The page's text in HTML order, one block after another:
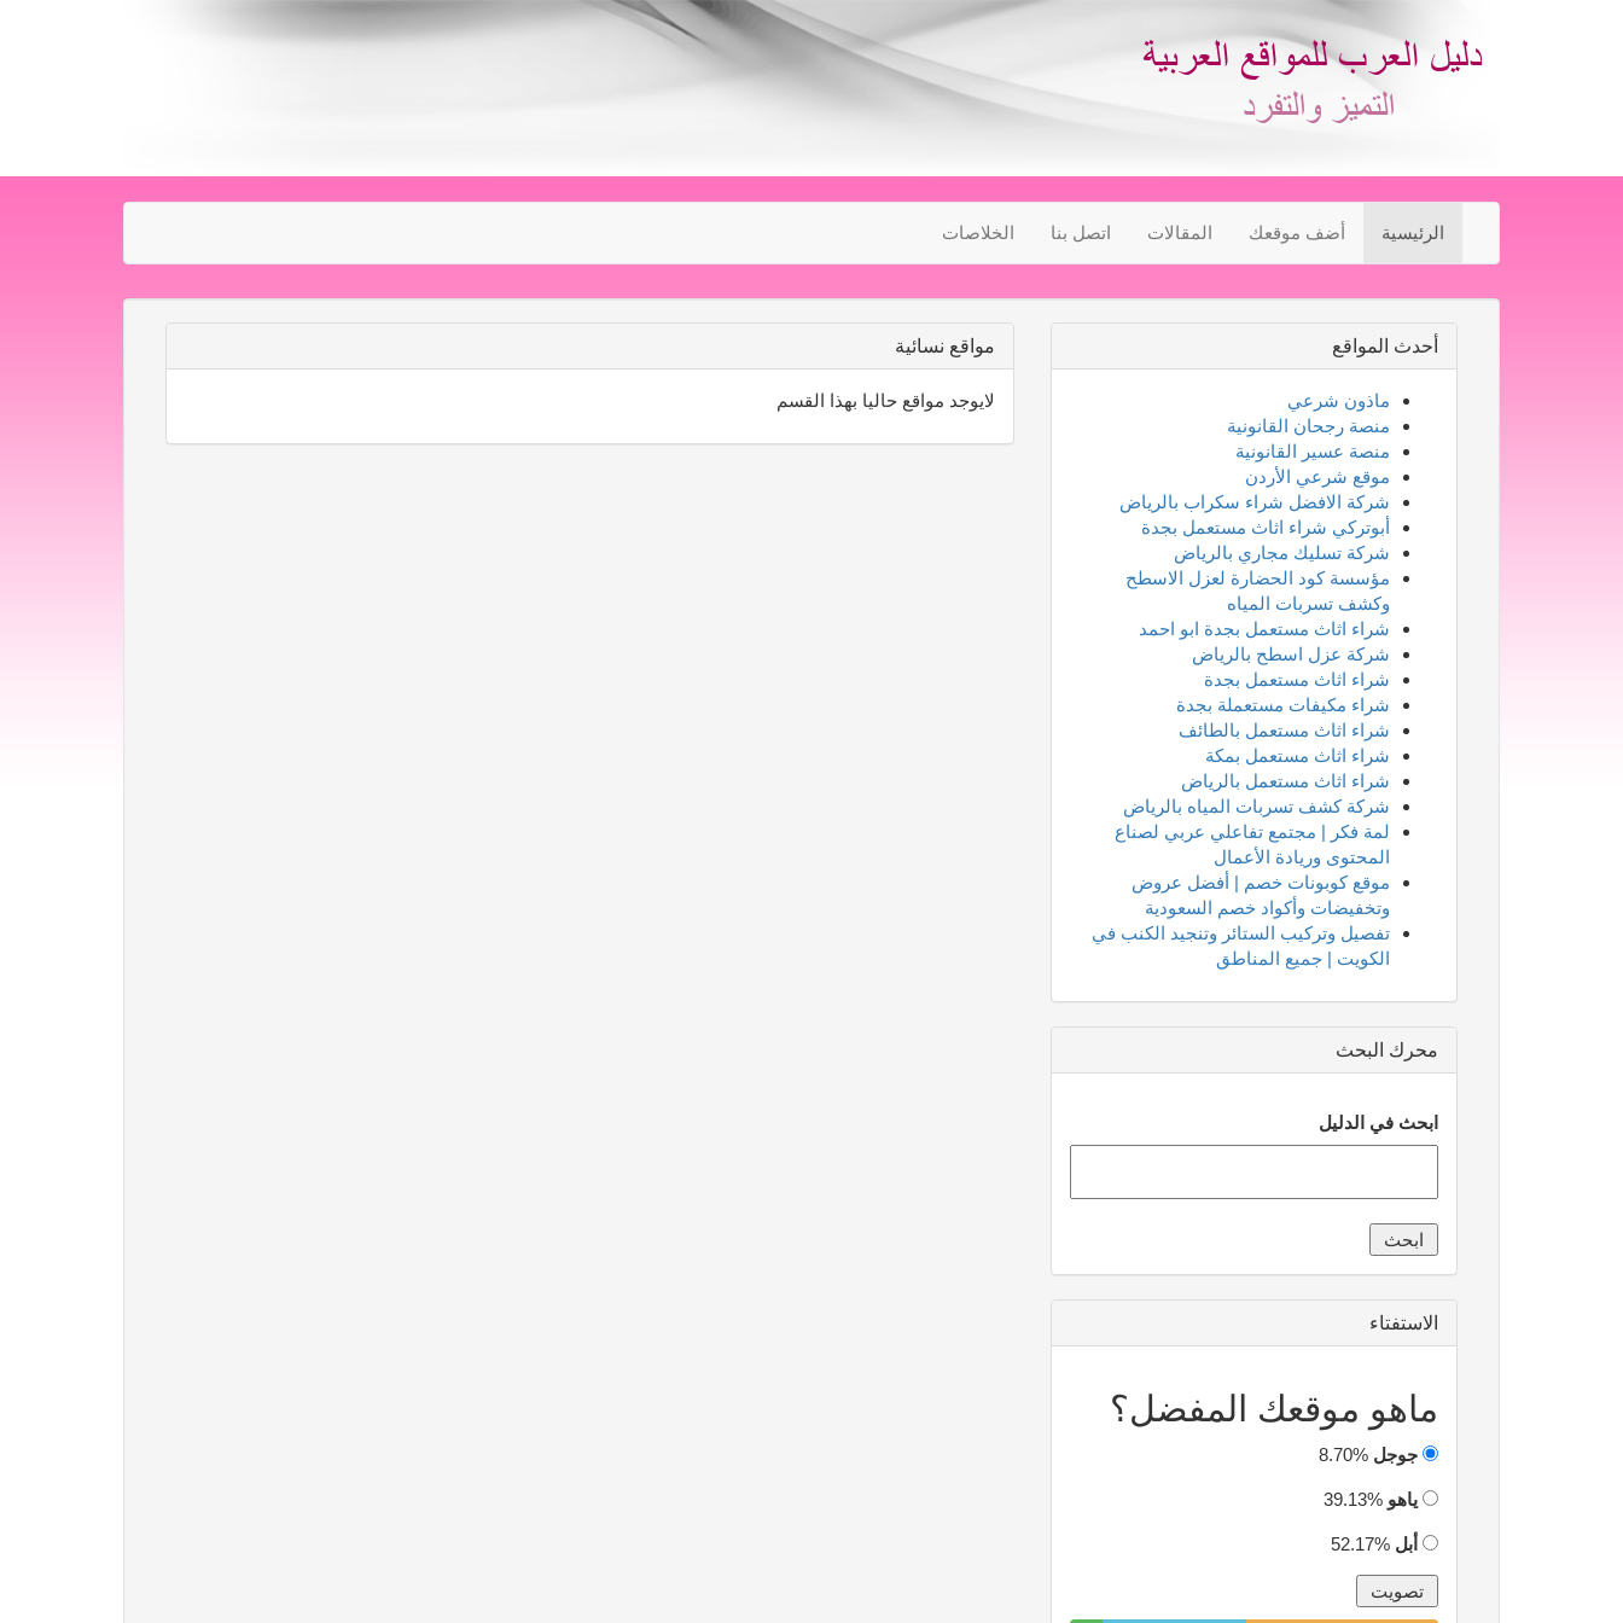
الرئيسية أضف موقعك المقالات اتصل بنا الخلاصات
مواقع نسائية
لايوجد مواقع حاليا بهذا القسم
أحدث المواقع
ماذون شرعي
منصة رجحان القانونية
منصة عسير القانونية
موقع شرعي الأردن
شركة الافضل شراء سكراب بالرياض
أبوتركي شراء اثاث مستعمل بجدة
شركة تسليك مجاري بالرياض
مؤسسة كود الحضارة لعزل الاسطح
وكشف تسربات المياه
شراء اثاث مستعمل بجدة ابو احمد
شركة عزل اسطح بالرياض
شراء اثاث مستعمل بجدة
شراء مكيفات مستعملة بجدة
شراء اثاث مستعمل بالطائف
شراء اثاث مستعمل بمكة
شراء اثاث مستعمل بالرياض
شركة كشف تسربات المياه بالرياض
لمة فكر | مجتمع تفاعلي عربي لصناع
المحتوى وريادة الأعمال
موقع كوبونات خصم | أفضل عروض
وتخفيضات وأكواد خصم السعودية
تفصيل وتركيب الستائر وتنجيد الكنب في
الكويت | جميع المناطق
محرك البحث
ابحث في الدليل
الاستفتاء
ماهو موقعك المفضل؟
جوجل 8.70%
ياهو 39.13%
أبل 52.17%